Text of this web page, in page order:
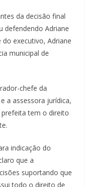
da decisão final
defendendo Adriane
executivo, Adriane
municipal de
chefe da
a assessora jurídica,
prefeita tem o direito
indicação do
que a
suportando que
todo o direito de